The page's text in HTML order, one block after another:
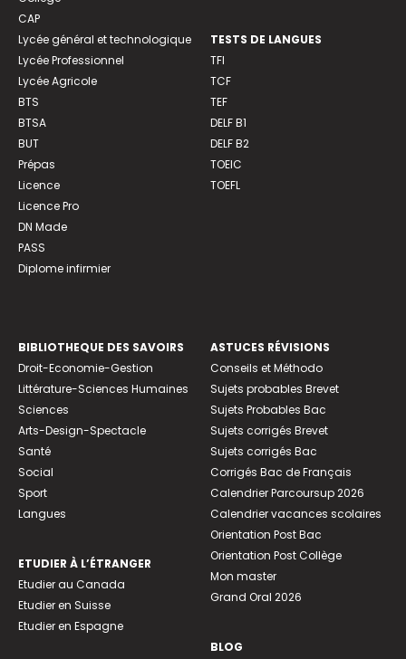
CAP
Lycée général et technologique
Lycée Professionnel
Lycée Agricole
BTS
BTSA
BUT
Prépas
Licence
Licence Pro
DN Made
PASS
Diplome infirmier
TESTS DE LANGUES
TFI
TCF
TEF
DELF B1
DELF B2
TOEIC
TOEFL
BIBLIOTHEQUE DES SAVOIRS
Droit-Economie-Gestion
Littérature-Sciences Humaines
Sciences
Arts-Design-Spectacle
Santé
Social
Sport
Langues
ETUDIER À L’ÉTRANGER
Etudier au Canada
Etudier en Suisse
Etudier en Espagne
ASTUCES RÉVISIONS
Conseils et Méthodo
Sujets probables Brevet
Sujets Probables Bac
Sujets corrigés Brevet
Sujets corrigés Bac
Corrigés Bac de Français
Calendrier Parcoursup 2026
Calendrier vacances scolaires
Orientation Post Bac
Orientation Post Collège
Mon master
Grand Oral 2026
BLOG